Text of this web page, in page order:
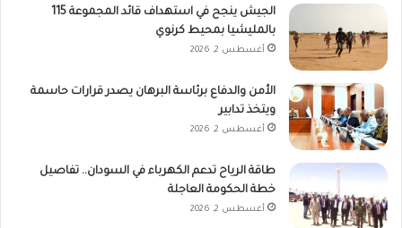
الجيش ينجح في استهداف قائد المجموعة 115
بالمليشيا بمحيط كرنوي
أغسطس 2, 2026
الأمن والدفاع برئاسة البرهان يصدر قرارات حاسمة
ويتخذ تدابير
أغسطس 2, 2026
طاقة الرياح تدعم الكهرباء في السودان.. تفاصيل
خطة الحكومة العاجلة
أغسطس 2, 2026